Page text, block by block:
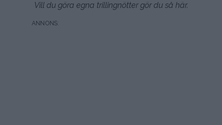
Vill du göra egna trillingnötter gör du så här.